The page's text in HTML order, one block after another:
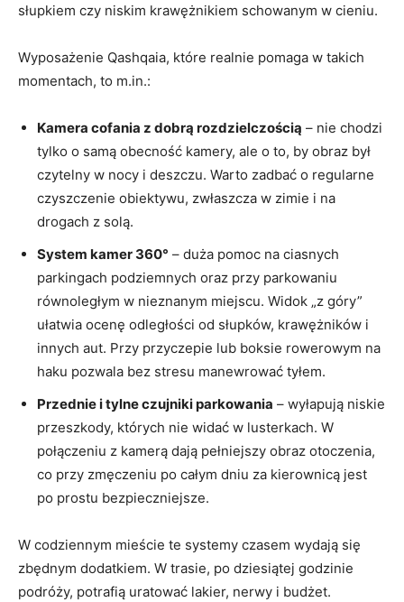
słupkiem czy niskim krawężnikiem schowanym w cieniu.
Wyposażenie Qashqaia, które realnie pomaga w takich
momentach, to m.in.:
Kamera cofania z dobrą rozdzielczością – nie chodzi
tylko o samą obecność kamery, ale o to, by obraz był
czytelny w nocy i deszczu. Warto zadbać o regularne
czyszczenie obiektywu, zwłaszcza w zimie i na
drogach z solą.
System kamer 360° – duża pomoc na ciasnych
parkingach podziemnych oraz przy parkowaniu
równoległym w nieznanym miejscu. Widok „z góry”
ułatwia ocenę odległości od słupków, krawężników i
innych aut. Przy przyczepie lub boksie rowerowym na
haku pozwala bez stresu manewrować tyłem.
Przednie i tylne czujniki parkowania – wyłapują niskie
przeszkody, których nie widać w lusterkach. W
połączeniu z kamerą dają pełniejszy obraz otoczenia,
co przy zmęczeniu po całym dniu za kierownicą jest
po prostu bezpieczniejsze.
W codziennym mieście te systemy czasem wydają się
zbędnym dodatkiem. W trasie, po dziesiątej godzinie
podróży, potrafią uratować lakier, nerwy i budżet.